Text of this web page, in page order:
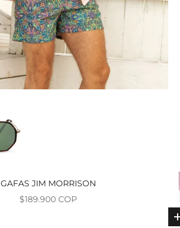
GAFAS JIM MORRISON
Precio de oferta
$189.900 COP